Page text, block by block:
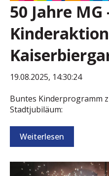
50 Jahre MG
19.08.2025, 14:30:24
Buntes Kinderprogramm
Stadtjubiläum:
Weiterlesen